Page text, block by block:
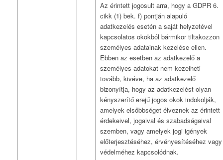
Az érintett jogosult arra, hogy a GDPR 6.
cikk (1) bek. f) pontján alapuló
adatkezelés esetén a saját helyzetével
kapcsolatos okokból bármikor tiltakozzon
személyes adatainak kezelése ellen.
Ebben az esetben az adatkezelő a
személyes adatokat nem kezelheti
tovább, kivéve, ha az adatkezelő
bizonyítja, hogy az adatkezelést olyan
kényszerítő erejű jogos okok indokolják,
amelyek elsőbbséget élveznek az érintett
érdekeivel, jogaival és szabadságaival
szemben, vagy amelyek jogi igények
előterjesztéséhez, érvényesítéséhez vagy
védelméhez kapcsolódnak.